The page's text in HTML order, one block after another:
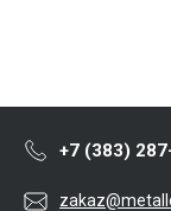
+7 (383)